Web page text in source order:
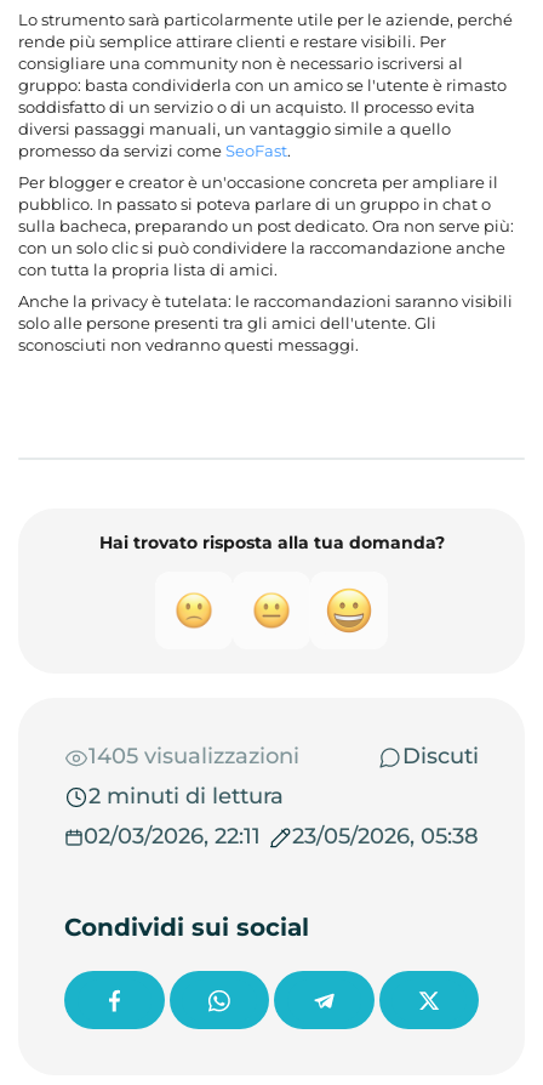
Lo strumento sarà particolarmente utile per le aziende, perché
rende più semplice attirare clienti e restare visibili. Per
consigliare una community non è necessario iscriversi al
gruppo: basta condividerla con un amico se l'utente è rimasto
soddisfatto di un servizio o di un acquisto. Il processo evita
diversi passaggi manuali, un vantaggio simile a quello
promesso da servizi comeSeoFast.
Per blogger e creator è un'occasione concreta per ampliare il
pubblico. In passato si poteva parlare di un gruppo in chat o
sulla bacheca, preparando un post dedicato. Ora non serve più:
con un solo clic si può condividere la raccomandazione anche
con tutta la propria lista di amici.
Anche la privacy è tutelata: le raccomandazioni saranno visibili
solo alle persone presenti tra gli amici dell'utente. Gli
sconosciuti non vedranno questi messaggi.
Hai trovato risposta alla tua domanda?
1405 visualizzazioni
Discuti
2 minuti di lettura
02/03/2026, 22:11
23/05/2026, 05:38
Condividi sui social